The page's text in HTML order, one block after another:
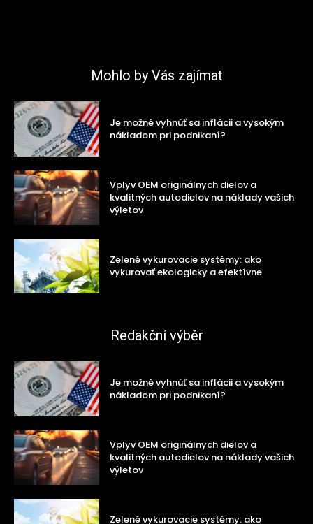
Mohlo by Vás zajímat
Je možné vyhnúť sa inflácii a vysokým
nákladom pri podnikaní?
Vplyv OEM originálnych dielov a
kvalitných autodielov na náklady vašich
výletov
Zelené vykurovacie systémy: ako
vykurovať ekologicky a efektívne
Redakční výběr
Je možné vyhnúť sa inflácii a vysokým
nákladom pri podnikaní?
Vplyv OEM originálnych dielov a
kvalitných autodielov na náklady vašich
výletov
Zelené vykurovacie systémy: ako